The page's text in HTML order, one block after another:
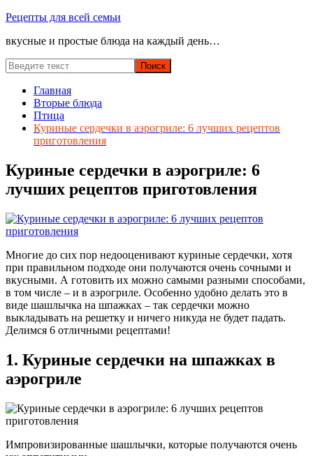
Перейти
содержимому
Рецепты для всей семьи
вкусные и простые блюда на каждый день…
Главная
Вторые блюда
Птица
Куриные сердечки в аэрогриле: 6 лучших рецептов
приготовления
Куриные сердечки в аэрогриле: 6
лучших рецептов приготовления
Многие до сих пор недооценивают куриные сердечки, хотя
при правильном подходе они получаются очень сочными и
вкусными. А готовить их можно самыми разными способами,
в том числе – и в аэрогриле. Особенно удобно делать это в
виде шашлычка на шпажках – так сердечки можно
выкладывать на решетку и ничего никуда не будет падать.
Делимся 6 отличными рецептами!
1. Куриные сердечки на шпажках в
аэрогриле
Импровизированные шашлычки, которые получаются очень